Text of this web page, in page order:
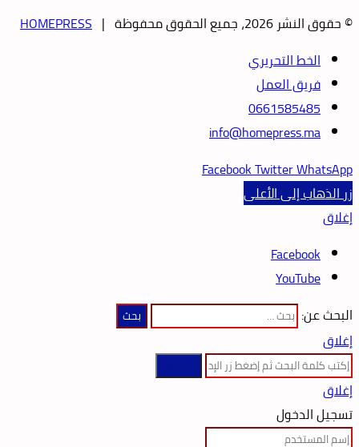
© حقوق النشر 2026، جميع الحقوق محفوظة |
HOMEPRESS
الخط التحريري
فريق العمل
0661585485
info@homepress.ma
FacebookTwitterWhatsApp
زر الذهاب إلى الأعلى
إغلاق
Facebook
YouTube
البحث عن:
إغلاق
إغلاق
تسجيل الدخول